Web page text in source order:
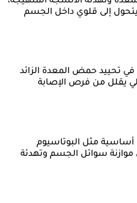
يتحول إلى قلوي داخل الجسم
في تحييد حمض المعدة الزائد
يقلل من فرص الإصابة
مثل البوتاسيوم
موازنة سوائل الجسم وتهدئة